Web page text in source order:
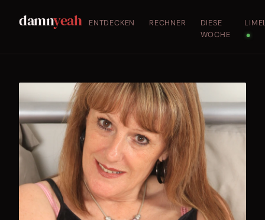
damnyeah ENTDECKEN RECHNER
DIESE
WOCHE
●